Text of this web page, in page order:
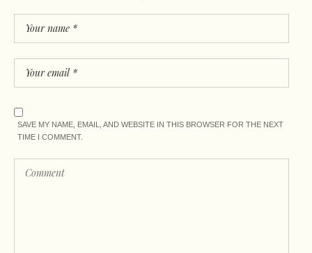
SAVE MY NAME, EMAIL, AND WEBSITE IN THIS BROWSER FOR THE NEXT
TIME I COMMENT.